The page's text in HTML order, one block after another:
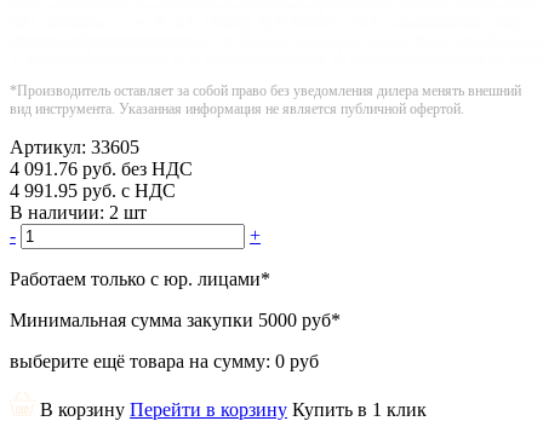
*Производитель оставляет за собой право без уведомления дилера менять внешний
вид инструмента. Указанная информация не является публичной офертой.
Артикул: 33605
4 091.76 руб. без НДС
4 991.95 руб. с НДС
В наличии: 2 шт
-
+
Работаем только с юр. лицами*
Минимальная сумма закупки 5000 руб*
выберите ещё товара на сумму: 0 руб
В корзину Перейти в корзину Купить в 1 клик